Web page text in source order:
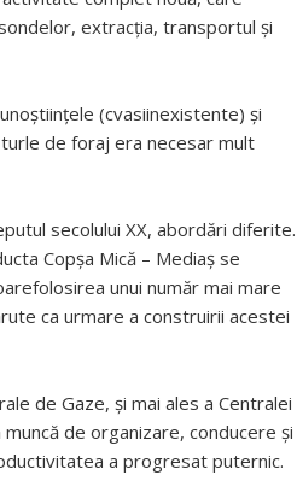
extracţia, transportul şi
(cvasiinexistente) și
de foraj era necesar mult
secolului XX, abordări diferite.
Copşa Mică – Mediaș se
unui număr mai mare
ca urmare a construirii acestei
de Gaze, și mai ales a Centralei
de organizare, conducere şi
a progresat puternic.